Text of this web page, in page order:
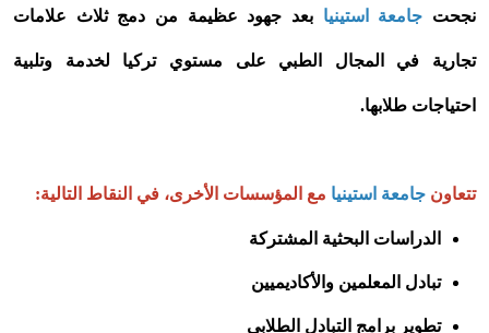
نجحت جامعة استينيا بعد جهود عظيمة من دمج ثلاث علامات
تجارية في المجال الطبي على مستوي تركيا لخدمة وتلبية
احتياجات طلابها.
تتعاون جامعة استينيا مع المؤسسات الأخرى، في النقاط التالية:
الدراسات البحثية المشتركة
تبادل المعلمين والأكاديميين
تطوير برامج التبادل الطلابي